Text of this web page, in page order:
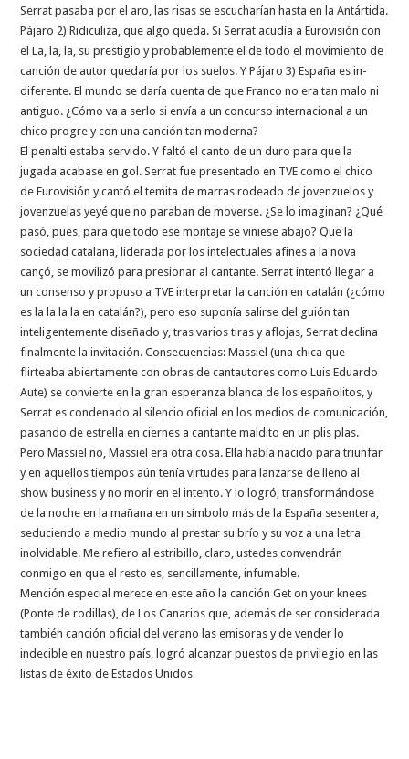
Serrat pasaba por el aro, las risas se escucharían hasta en la Antártida.
Pájaro 2) Ridiculiza, que algo queda. Si Serrat acudía a Eurovisión con
el La, la, la, su prestigio y probablemente el de todo el movimiento de
canción de autor quedaría por los suelos. Y Pájaro 3) España es in-
diferente. El mundo se daría cuenta de que Franco no era tan malo ni
antiguo. ¿Cómo va a serlo si envía a un concurso internacional a un
chico progre y con una canción tan moderna?
El penalti estaba servido. Y faltó el canto de un duro para que la
jugada acabase en gol. Serrat fue presentado en TVE como el chico
de Eurovisión y cantó el temita de marras rodeado de jovenzuelos y
jovenzuelas yeyé que no paraban de moverse. ¿Se lo imaginan? ¿Qué
pasó, pues, para que todo ese montaje se viniese abajo? Que la
sociedad catalana, liderada por los intelectuales afines a la nova
cançó, se movilizó para presionar al cantante. Serrat intentó llegar a
un consenso y propuso a TVE interpretar la canción en catalán (¿cómo
es la la la la en catalán?), pero eso suponía salirse del guión tan
inteligentemente diseñado y, tras varios tiras y aflojas, Serrat declina
finalmente la invitación. Consecuencias: Massiel (una chica que
flirteaba abiertamente con obras de cantautores como Luis Eduardo
Aute) se convierte en la gran esperanza blanca de los españolitos, y
Serrat es condenado al silencio oficial en los medios de comunicación,
pasando de estrella en ciernes a cantante maldito en un plis plas.
Pero Massiel no, Massiel era otra cosa. Ella había nacido para triunfar
y en aquellos tiempos aún tenía virtudes para lanzarse de lleno al
show business y no morir en el intento. Y lo logró, transformándose
de la noche en la mañana en un símbolo más de la España sesentera,
seduciendo a medio mundo al prestar su brío y su voz a una letra
inolvidable. Me refiero al estribillo, claro, ustedes convendrán
conmigo en que el resto es, sencillamente, infumable.
Mención especial merece en este año la canción Get on your knees
(Ponte de rodillas), de Los Canarios que, además de ser considerada
también canción oficial del verano las emisoras y de vender lo
indecible en nuestro país, logró alcanzar puestos de privilegio en las
listas de éxito de Estados Unidos